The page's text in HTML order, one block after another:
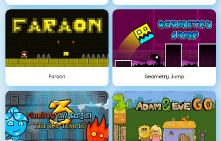
Faraon Geometry Jump